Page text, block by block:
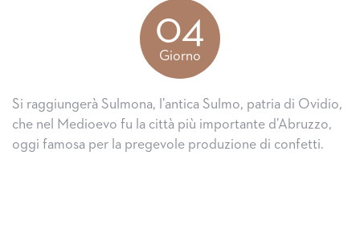
04
Giorno
Si raggiungerà Sulmona, l’antica Sulmo, patria di Ovidio,
che nel Medioevo fu la città più importante d’Abruzzo,
oggi famosa per la pregevole produzione di confetti.